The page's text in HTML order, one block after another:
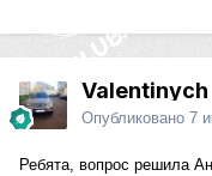
Valentinych
Опубликовано 7
Ребята, вопрос решила